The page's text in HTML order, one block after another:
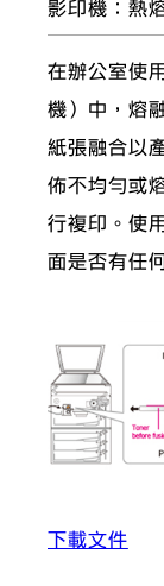
影印機：熱
在辦公室使
機）中，熔
紙張融合以
佈不均勻或
行複印。使
面是否有任
下載文件